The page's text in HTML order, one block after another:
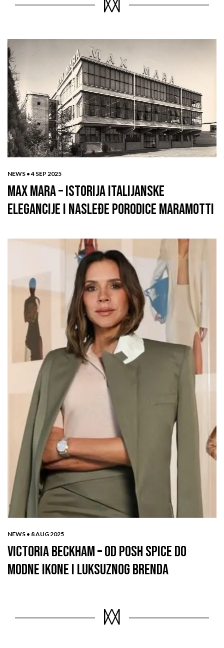
NEWS •4 SEP 2025
MAX MARA – ISTORIJA ITALIJANSKE
ELEGANCIJE I NASLEĐE PORODICE MARAMOTTI
NEWS • 8 AUG 2025
VICTORIA BECKHAM – OD POSH SPICE DO
MODNE IKONE I LUKSUZNOG BRENDA